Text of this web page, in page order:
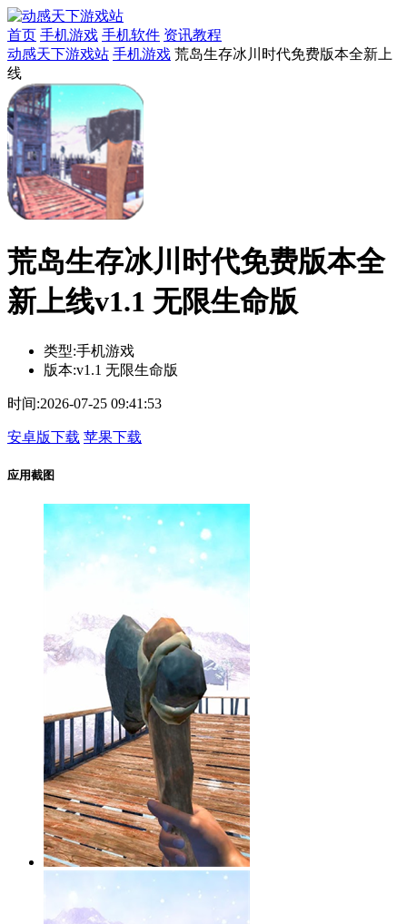
首页 手机游戏 手机软件 资讯教程
动感天下游戏站 手机游戏 荒岛生存冰川时代免费版本全新上
线
荒岛生存冰川时代免费版本全
新上线v1.1 无限生命版
类型:手机游戏
版本:v1.1 无限生命版
时间:2026-07-25 09:41:53
安卓版下载 苹果下载
应用截图